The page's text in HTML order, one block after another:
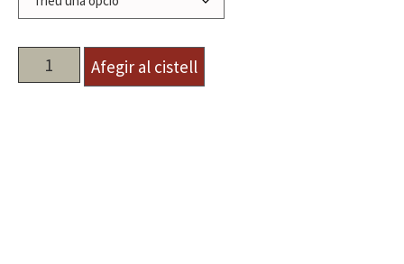
Afegir al cistell